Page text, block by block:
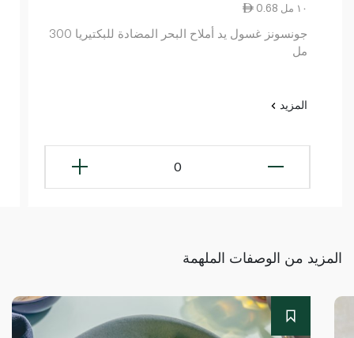
0.68 ١٠ مل
جونسونز غسول يد أملاح البحر المضادة للبكتيريا 300
مل
المزيد
0
المزيد من الوصفات الملهمة